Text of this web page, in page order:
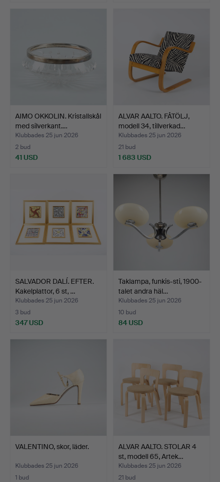
AIMO OKKOLIN. Kristallskål
med silverkant.…
Klubbades 25 jun 2026
2 bud
41 USD
ALVAR AALTO. FÅTÖLJ,
modell 34, tillverkad…
Klubbades 25 jun 2026
21 bud
1 683 USD
SALVADOR DALÍ. EFTER.
Kakelplattor, 6 st, …
Klubbades 25 jun 2026
3 bud
347 USD
Taklampa, funkis-sti, 1900-
talet andra häl…
Klubbades 25 jun 2026
10 bud
84 USD
VALENTINO, skor, läder.
Klubbades 25 jun 2026
1 bud
ALVAR AALTO. STOLAR 4
st, modell 65, Artek…
Klubbades 25 jun 2026
21 bud